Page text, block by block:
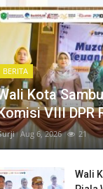
BERITA
Kota
VIII DPR
Aug 6, 2026 21
Wali